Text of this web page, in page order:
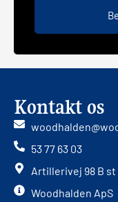
Kontakt os
53 77 63 03
Artillerivej 98 B st
Woodhalden ApS